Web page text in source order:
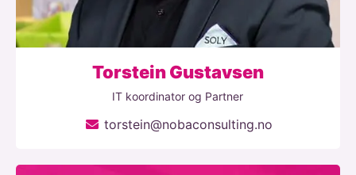
Torstein Gustavsen
IT koordinator og Partner
torstein@nobaconsulting.no